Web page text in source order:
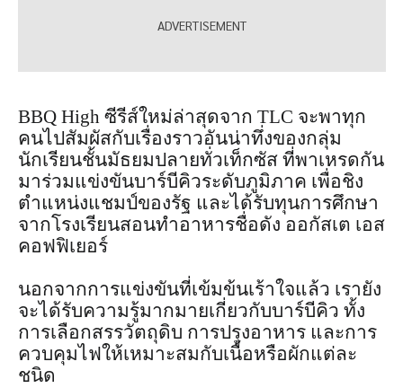
BBQ High ซีรีส์ใหม่ล่าสุดจาก TLC จะพาทุก
คนไปสัมผัสกับเรื่องราวอันน่าทึ่งของกลุ่ม
นักเรียนชั้นมัธยมปลายทั่วเท็กซัส ที่พาเหรดกัน
มาร่วมแข่งขันบาร์บีคิวระดับภูมิภาค เพื่อชิง
ตำแหน่งแชมป์ของรัฐ และได้รับทุนการศึกษา
จากโรงเรียนสอนทำอาหารชื่อดัง ออกัสเต เอส
คอฟฟิเยอร์
นอกจากการแข่งขันที่เข้มข้นเร้าใจแล้ว เรายัง
จะได้รับความรู้มากมายเกี่ยวกับบาร์บีคิว ทั้ง
การเลือกสรรวัตถุดิบ การปรุงอาหาร และการ
ควบคุมไฟให้เหมาะสมกับเนื้อหรือผักแต่ละ
ชนิด